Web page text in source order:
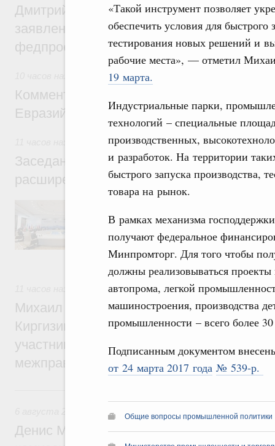
«Такой инструмент позволяет
обеспечить условия для
тестирования новых решений и
рабочие места», — отметил
19 марта.
Индустриальные парки,
технологий – специальные
производственных,
и разработок. На территории
быстрого запуска производства,
товара на рынок.
В рамках механизма
получают федеральное
Минпромторг. Для того чтобы
должны реализовываться
автопрома, легкой
машиностроения, производства
промышленности – всего более
Подписанным документом
от 24 марта 2017 года № 539-р.
Общие вопросы промышленной политики
Дмитрий Чернышенко: Установлен
заявлений от абитуриентов колледжей и
федпроекта «Профессионалитет»
Евразийский экономический союз.
Комментарий Алексея Оверчука по
Евразийского межправительственного
Евразийский экономический союз.
Заседание Евразийского
расширенном составе
регулирования и администрирования,
обеспечение продовольственной
рынка.
Евразийский экономический союз.
Михаил Мишустин принял участие во
Киргизии Садыра Жапарова с главами
участников заседания Евразийского
межправительственного совета
Общие вопросы промышленной политики
Денис Мантуров провёл заседание